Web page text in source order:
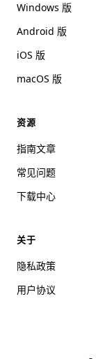
Windows 版
Android 版
iOS 版
macOS 版
资源
指南文章
常见问题
下载中心
关于
隐私政策
用户协议